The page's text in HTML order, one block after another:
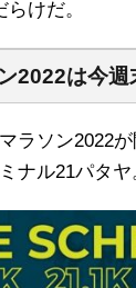
けだ。
2022は今週
ラソン2022が
ナル21パタヤ